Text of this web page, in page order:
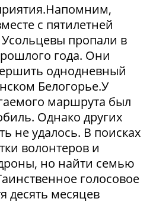
с пятилетней
пропали в
года. Они
однодневный
Белогорье.У
маршрута был
Однако других
не удалось. В поисках
волонтеров и
но найти семью
голосовое
десять месяцев